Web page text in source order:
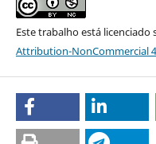
Este trabalho está licenciado
Attribution-NonCommercial